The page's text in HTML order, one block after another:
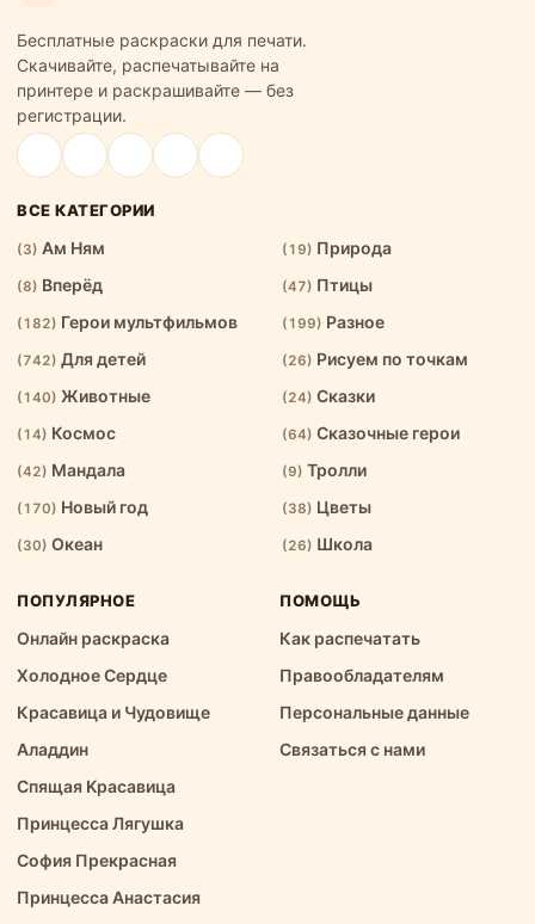
Бесплатные раскраски для печати.
Скачивайте, распечатывайте на
принтере и раскрашивайте — без
регистрации.
ВСЕ КАТЕГОРИИ
(3) Ам Ням
(8) Вперёд
(182) Герои мультфильмов
(742) Для детей
(140) Животные
(14) Космос
(42) Мандала
(170) Новый год
(30) Океан
(19) Природа
(47) Птицы
(199) Разное
(26) Рисуем по точкам
(24) Сказки
(64) Сказочные герои
(9) Тролли
(38) Цветы
(26) Школа
ПОПУЛЯРНОЕ
Онлайн раскраска
Холодное Сердце
Красавица и Чудовище
Аладдин
Спящая Kрасавица
Принцесса Лягушка
София Прекрасная
Принцесса Анастасия
ПОМОЩЬ
Как распечатать
Правообладателям
Персональные данные
Связаться с нами